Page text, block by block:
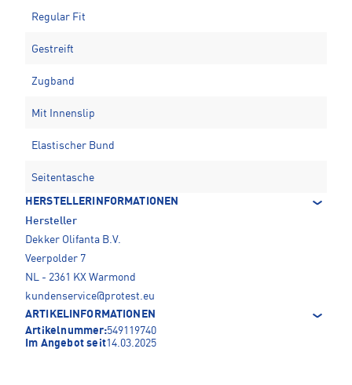
Regular Fit
Gestreift
Zugband
Mit Innenslip
Elastischer Bund
Seitentasche
HERSTELLERINFORMATIONEN
Hersteller
Dekker Olifanta B.V.
Veerpolder 7
NL - 2361 KX Warmond
kundenservice@protest.eu
ARTIKELINFORMATIONEN
Artikelnummer:549119740
Im Angebot seit14.03.2025